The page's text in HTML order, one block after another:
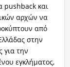
pushback και
αρχών να
από
στην
για την
εγκλήματος,